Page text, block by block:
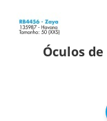
Óculos de